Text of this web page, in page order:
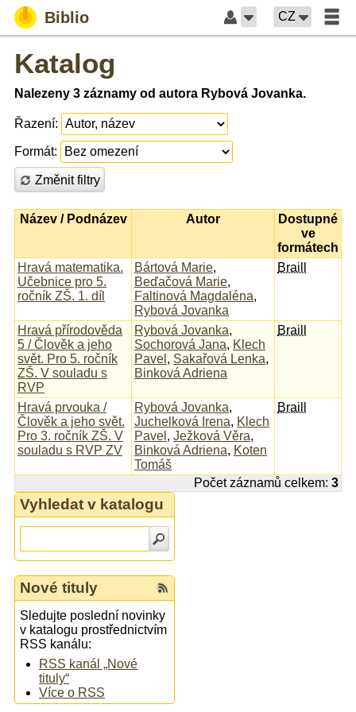
Biblio CZ
Katalog
Nalezeny 3 záznamy od autora Rybová Jovanka.
Řazení:
Formát:
Změnit filtry
Název / Podnázev Autor
Dostupné
ve
formátech
Hravá matematika.
Učebnice pro 5.
ročník ZŠ. 1. díl
Bártová Marie,
Beďačová Marie,
Faltinová Magdaléna,
Rybová Jovanka
Braill
Hravá přírodověda
5 / Člověk a jeho
svět. Pro 5. ročník
ZŠ. V souladu s
RVP
Rybová Jovanka,
Sochorová Jana, Klech
Pavel , Sakařová Lenka,
Binková Adriena
Braill
Hravá prvouka /
Člověk a jeho svět.
Pro 3. ročník ZŠ. V
souladu s RVP ZV
Rybová Jovanka,
Juchelková Irena, Klech
Pavel , Ježková Věra,
Binková Adriena, Koten
Tomáš
Braill
Počet záznamů celkem: 3
Vyhledat v katalogu
Nové tituly
Sledujte poslední novinky
v katalogu prostřednictvím
RSS kanálu:
RSS kanál „Nové
tituly“
Více o RSS